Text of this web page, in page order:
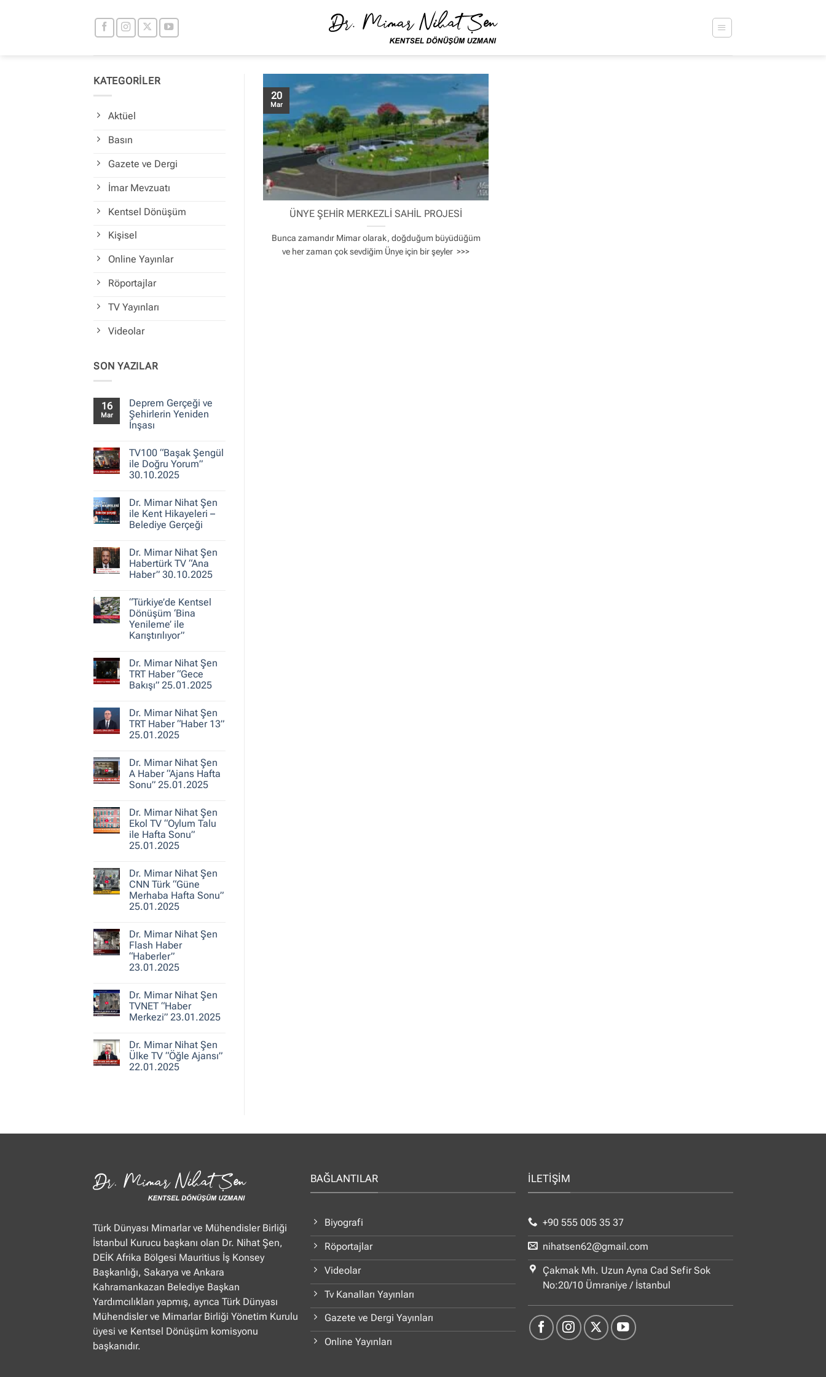
KATEGORİLER
Aktüel
Basın
Gazete ve Dergi
İmar Mevzuatı
Kentsel Dönüşüm
Kişisel
Online Yayınlar
Röportajlar
TV Yayınları
Videolar
SON YAZILAR
16
Mar
Deprem Gerçeği ve
Şehirlerin Yeniden
İnşası
Deprem
Gerçeği
ve
Şehirlerin
TV100 “Başak Şengül
ile Doğru Yorum”
30.10.2025
TV100
“Başak
Şengül
ile
30.10.2025
Dr. Mimar Nihat Şen
ile Kent Hikayeleri –
Belediye Gerçeği
Dr.
Mimar
Nihat
Şen
Hikayeleri
–
Belediye
Gerçeği
Dr. Mimar Nihat Şen
Habertürk TV “Ana
Haber” 30.10.2025
Dr.
Mimar
Nihat
Şen
Habertürk
Haber”
30.10.2025
“Türkiye’de Kentsel
Dönüşüm ‘Bina
Yenileme’ ile
Karıştırılıyor”
“Türkiye’de
Kentsel
Dönüşüm
‘Bina
Karıştırılıyor”
Dr. Mimar Nihat Şen
TRT Haber “Gece
Bakışı” 25.01.2025
Dr.
Mimar
Nihat
Şen
“Gece
Bakışı”
25.01.2025
Dr. Mimar Nihat Şen
TRT Haber “Haber 13”
25.01.2025
Dr.
Mimar
Nihat
Şen
“Haber
13”
25.01.2025
Dr. Mimar Nihat Şen
A Haber “Ajans Hafta
Sonu” 25.01.2025
Dr.
Mimar
Nihat
Şen
A
Hafta
Sonu”
25.01.2025
Dr. Mimar Nihat Şen
Ekol TV “Oylum Talu
ile Hafta Sonu”
25.01.2025
Dr.
Mimar
Nihat
Şen
Ekol
Talu
ile
Hafta
Sonu”
25.01.2025
Dr. Mimar Nihat Şen
CNN Türk “Güne
Merhaba Hafta Sonu”
25.01.2025
Dr.
Mimar
Nihat
Şen
CNN
Merhaba
Hafta
Sonu”
25.01.2025
Dr. Mimar Nihat Şen
Flash Haber
“Haberler”
23.01.2025
Dr.
Mimar
Nihat
Şen
“Haberler”
23.01.2025
Dr. Mimar Nihat Şen
TVNET “Haber
Merkezi” 23.01.2025
Dr.
Mimar
Nihat
Şen
Dr. Mimar Nihat Şen
Ülke TV “Öğle Ajansı”
22.01.2025
TV
ÜNYE ŞEHİR MERKEZLİ SAHİL PROJESİ
Bunca zamandır Mimar olarak, doğduğum büyüdüğüm
ve her zaman çok sevdiğim Ünye için bir şeyler >>>
20
Mar
Türk Dünyası Mimarlar ve Mühendisler Birliği
İstanbul Kurucu başkanı olan Dr. Nihat Şen,
DEİK Afrika Bölgesi Mauritius İş Konsey
Başkanlığı, Sakarya ve Ankara
Kahramankazan Belediye Başkan
Yardımcılıkları yapmış, ayrıca Türk Dünyası
Mühendisler ve Mimarlar Birliği Yönetim Kurulu
üyesi ve Kentsel Dönüşüm komisyonu
başkanıdır.
BAĞLANTILAR
Biyografi
Röportajlar
Videolar
Tv Kanalları Yayınları
Gazete ve Dergi Yayınları
Online Yayınları
İLETİŞİM
+90 555 005 35 37
nihatsen62@gmail.com
Çakmak Mh. Uzun Ayna Cad Sefir Sok
No:20/10 Ümraniye / İstanbul